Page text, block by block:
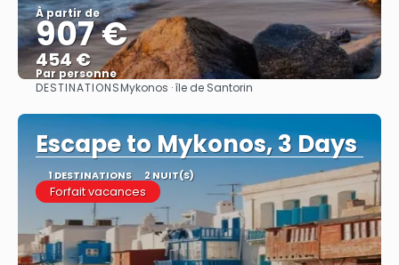
À partir de
907 €
454 €
Par personne
Afficher
DESTINATIONSMykonos · île de Santorin
Escape to Mykonos, 3 Days
1 DESTINATIONS 2 NUIT(S)
Forfait vacances